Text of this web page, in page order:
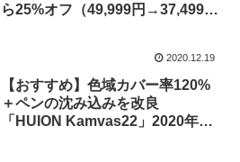
ら25%オフ（49,999円→37,499
2020.12.19
【おすすめ】色域カバー率120%
＋ペンの沈み込みを改良
「HUION Kamvas22」2020年最